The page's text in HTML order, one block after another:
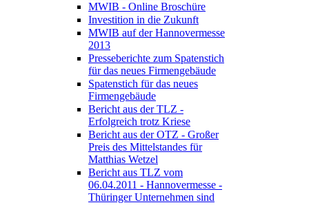
MWIB - Online Broschüre
Investition in die Zukunft
MWIB auf der Hannovermesse
2013
Presseberichte zum Spatenstich
für das neues Firmengebäude
Spatenstich für das neues
Firmengebäude
Bericht aus der TLZ -
Erfolgreich trotz Kriese
Bericht aus der OTZ - Großer
Preis des Mittelstandes für
Matthias Wetzel
Bericht aus TLZ vom
06.04.2011 - Hannovermesse -
Thüringer Unternehmen sind